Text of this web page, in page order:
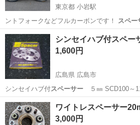
東京都 小岩駅
ントフォークなどフルカーボンです！
スペー
スタムしておりとて…
東京 江戸川区 小岩駅 ロードバイ
カーボンシートポスト
シンセイハブ付スペー
1,600円
広島県 広島市
シンセイハブ付スペーサー ５㎜ SCD100
広島 広島市 その他 スペーサー
ワイトレスペーサー
3,000円